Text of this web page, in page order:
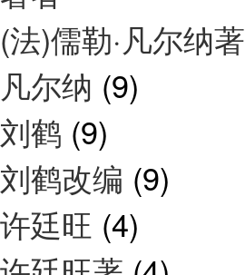
(法)儒勒·凡尔纳著
凡尔纳 (9)
刘鹤 (9)
刘鹤改编 (9)
许廷旺 (4)